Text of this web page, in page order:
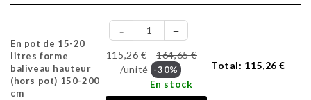
En pot de 15-20
litres forme
baliveau hauteur
(hors pot) 150-200
cm
115,26 €
164,65 €
/unité -30%
En stock
Total: 115,26 €